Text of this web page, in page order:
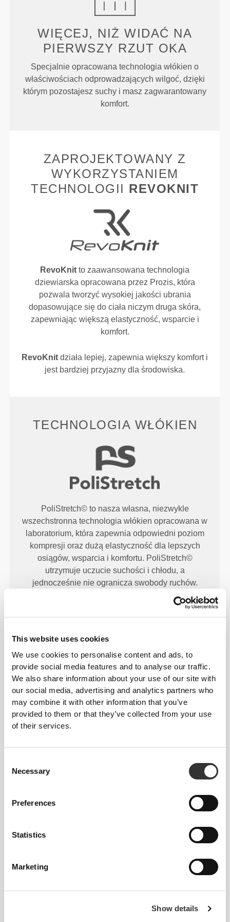
This website uses cookies
We use cookies to personalise content and ads, to
provide social media features and to analyse our traffic.
We also share information about your use of our site with
our social media, advertising and analytics partners who
may combine it with other information that you’ve
provided to them or that they’ve collected from your use
of their services.
Selection
Necessary
Preferences
Statistics
Marketing
Show details
WIĘCEJ, NIŻ WIDAĆ NA
PIERWSZY RZUT OKA
Specjalnie opracowana technologia włókien o
właściwościach odprowadzających wilgoć, dzięki
którym pozostajesz suchy i masz zagwarantowany
komfort.
ZAPROJEKTOWANY Z
WYKORZYSTANIEM
TECHNOLOGII REVOKNIT
RevoKnit to zaawansowana technologia
dziewiarska opracowana przez Prozis, która
pozwala tworzyć wysokiej jakości ubrania
dopasowujące się do ciała niczym druga skóra,
zapewniając większą elastyczność, wsparcie i
komfort.
RevoKnit działa lepiej, zapewnia większy komfort i
jest bardziej przyjazny dla środowiska.
TECHNOLOGIA WŁÓKIEN
PoliStretch© to nasza własna, niezwykle
wszechstronna technologia włókien opracowana w
laboratorium, która zapewnia odpowiedni poziom
kompresji oraz dużą elastyczność dla lepszych
osiągów, wsparcia i komfortu. PoliStretch©
utrzymuje uczucie suchości i chłodu, a
jednocześnie nie ogranicza swobody ruchów.
DWUKIERUNKOWA ELASTYCZNOŚĆ
NASZA MARKA TO TWÓJ
ubrania: brak szwów! Bez wszytych metek noszenie